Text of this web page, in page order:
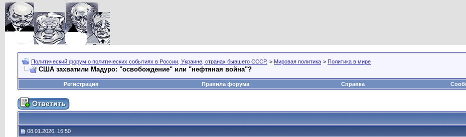
Политический форум о политических событиях в России, Украине, странах бывшего СССР. > Мировая политика > Политика в мире
США захватили Мадуро: "освобождение" или "нефтяная война"?
Регистрация Правила форума Справка
08.01.2026, 16:50